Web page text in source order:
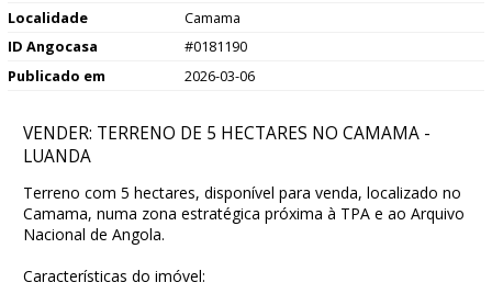
Localidade
Camama
ID Angocasa
#0181190
Publicado em
2026-03-06
VENDER: TERRENO DE 5 HECTARES NO CAMAMA -
LUANDA
Terreno com 5 hectares, disponível para venda, localizado no
Camama, numa zona estratégica próxima à TPA e ao Arquivo
Nacional de Angola.
Características do imóvel: